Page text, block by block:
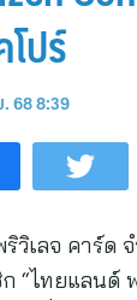
ปร์
68 8:39
เลจ คาร์ด
“ไทยแลนด์